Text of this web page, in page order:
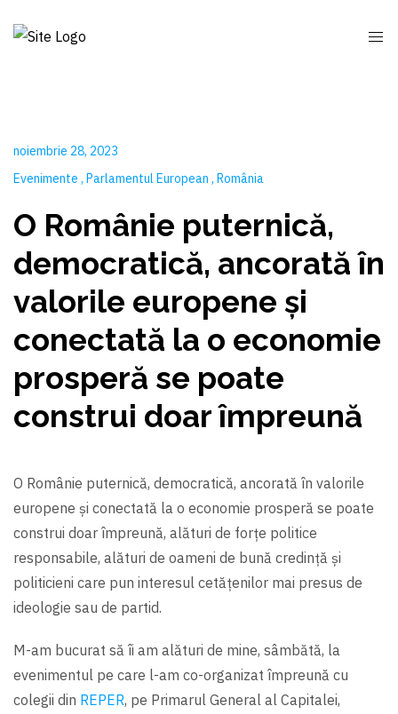
noiembrie 28, 2023
Evenimente Parlamentul European România
O Românie puternică,
democratică, ancorată în
valorile europene și
conectată la o economie
prosperă se poate
construi doar împreună
O Românie puternică, democratică, ancorată în valorile
europene și conectată la o economie prosperă se poate
construi doar împreună, alături de forțe politice
responsabile, alături de oameni de bună credință și
politicieni care pun interesul cetățenilor mai presus de
ideologie sau de partid.
M-am bucurat să îi am alături de mine, sâmbătă, la
evenimentul pe care l-am co-organizat împreună cu
colegii din REPER, pe Primarul General al Capitalei,